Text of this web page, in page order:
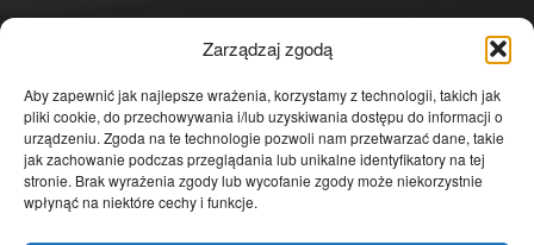
Zarządzaj zgodą
Aby zapewnić jak najlepsze wrażenia, korzystamy z technologii, takich jak
pliki cookie, do przechowywania i/lub uzyskiwania dostępu do informacji o
urządzeniu. Zgoda na te technologie pozwoli nam przetwarzać dane, takie
jak zachowanie podczas przeglądania lub unikalne identyfikatory na tej
stronie. Brak wyrażenia zgody lub wycofanie zgody może niekorzystnie
wpłynąć na niektóre cechy i funkcje.
Temat dnia
4601
Publicystyka
4363
Polityka
3639
Polska
Społeczeństwo
2823